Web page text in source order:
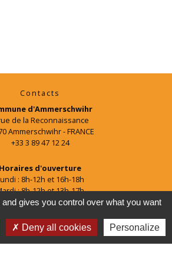
Contacts
d'Ammerschwihr
de la Reconnaissance
Ammerschwihr - FRANCE
+33 3 89 47 12 24
Horaires d'ouverture
: 8h-12h et 16h-18h
: 8h-12h et 13h-17h
Mercredi : 8h-12h
Vendredi : 8h-12h
gives you control over what you want
Deny all cookies Personalize